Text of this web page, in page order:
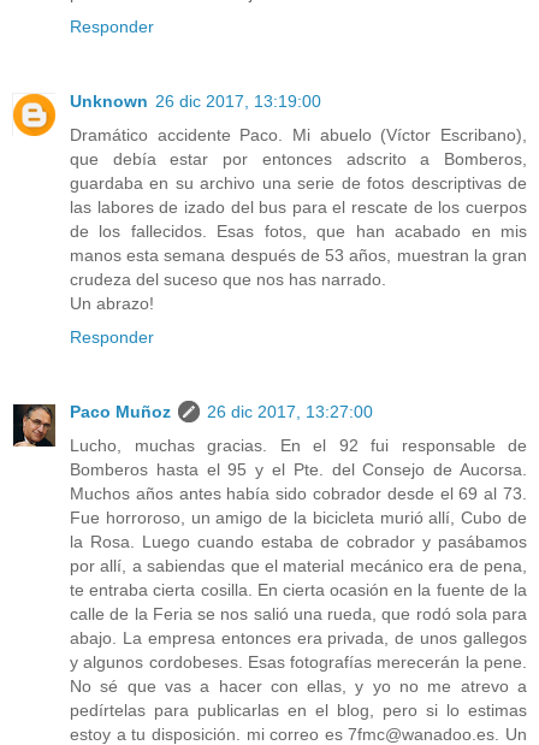
Responder
Unknown 26 dic 2017, 13:19:00
Dramático accidente Paco. Mi abuelo (Víctor Escribano),
que debía estar por entonces adscrito a Bomberos,
guardaba en su archivo una serie de fotos descriptivas de
las labores de izado del bus para el rescate de los cuerpos
de los fallecidos. Esas fotos, que han acabado en mis
manos esta semana después de 53 años, muestran la gran
crudeza del suceso que nos has narrado.
Un abrazo!
Responder
Paco Muñoz
26 dic 2017, 13:27:00
Lucho, muchas gracias. En el 92 fui responsable de
Bomberos hasta el 95 y el Pte. del Consejo de Aucorsa.
Muchos años antes había sido cobrador desde el 69 al 73.
Fue horroroso, un amigo de la bicicleta murió allí, Cubo de
la Rosa. Luego cuando estaba de cobrador y pasábamos
por allí, a sabiendas que el material mecánico era de pena,
te entraba cierta cosilla. En cierta ocasión en la fuente de la
calle de la Feria se nos salió una rueda, que rodó sola para
abajo. La empresa entonces era privada, de unos gallegos
y algunos cordobeses. Esas fotografías merecerán la pene.
No sé que vas a hacer con ellas, y yo no me atrevo a
pedírtelas para publicarlas en el blog, pero si lo estimas
estoy a tu disposición. mi correo es 7fmc@wanadoo.es. Un